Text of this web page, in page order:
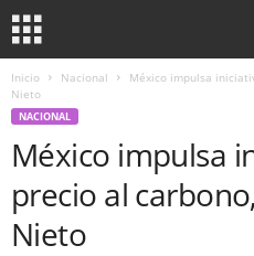
Inicio Nacional
México impulsa
Nieto
NACIONAL
México impulsa
precio al
Nieto